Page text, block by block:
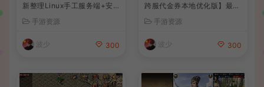
新整理Linux手工服务端+安
建教程+全套源码+视频教程
手游资源
波少 300
跨服代金券本地优化版】最新
手工服务端+CDK授权后台
+安卓+详细搭建教程
手游资源
波少 300